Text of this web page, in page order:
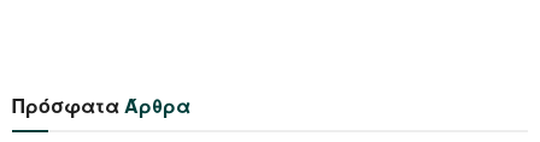
ΠρόσφαταΆρθρα